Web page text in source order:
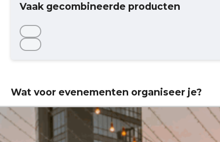
Vaak gecombineerde producten
Wat voor evenementen organiseer je?
Bruiloft Verjaardag